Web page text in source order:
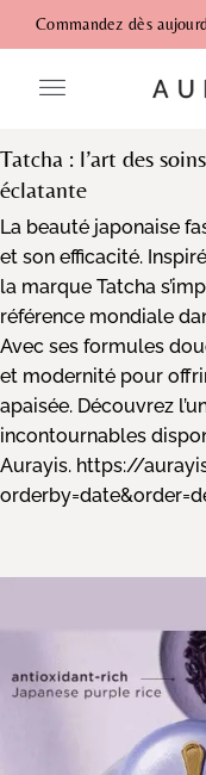
Commandez dès
Tatcha : l’art des
éclatante
La beauté japonaise
et son efficacité.
la marque Tatcha
référence mondiale
Avec ses formules
et modernité pour
apaisée. Découvrez
incontournables
Aurayis. https://